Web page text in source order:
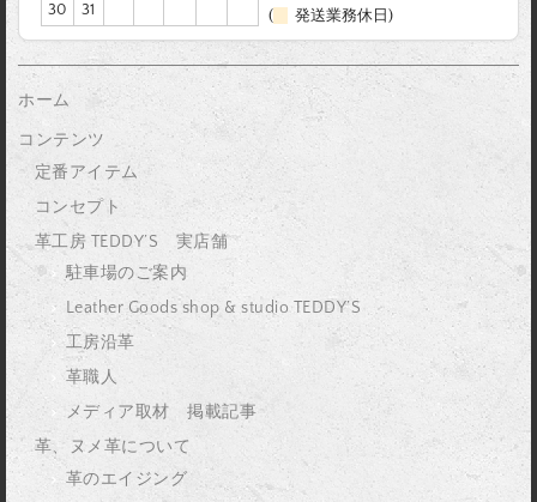
30
31 ( 発送業務休日)
ホーム
コンテンツ
定番アイテム
コンセプト
革工房 TEDDY’S 実店舗
駐車場のご案内
Leather Goods shop & studio TEDDY’S
工房沿革
革職人
メディア取材 掲載記事
革、ヌメ革について
革のエイジング